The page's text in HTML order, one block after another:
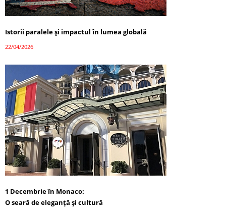
Istorii paralele și impactul în lumea globală
22/04/2026
1 Decembrie în Monaco:
O seară de eleganță și cultură